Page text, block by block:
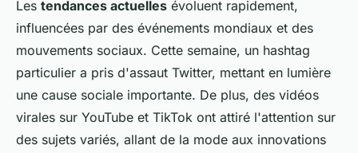
Les tendances actuelles évoluent rapidement,
influencées par des événements mondiaux et des
mouvements sociaux. Cette semaine, un hashtag
particulier a pris d'assaut Twitter, mettant en lumière
une cause sociale importante. De plus, des vidéos
virales sur YouTube et TikTok ont attiré l'attention sur
des sujets variés, allant de la mode aux innovations